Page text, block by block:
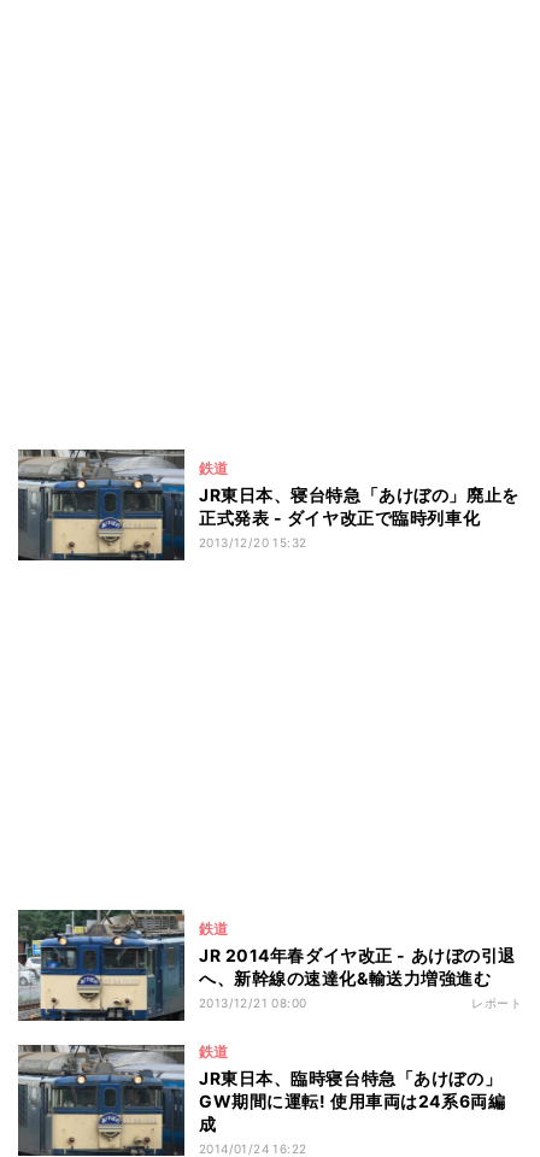
鉄道
JR東日本、寝台特急「あけぼの」廃止を
正式発表 - ダイヤ改正で臨時列車化
2013/12/20 15:32
鉄道
JR 2014年春ダイヤ改正 - あけぼの引退
へ、新幹線の速達化&輸送力増強進む
2013/12/21 08:00 レポート
鉄道
JR東日本、臨時寝台特急「あけぼの」
GW期間に運転! 使用車両は24系6両編
成
2014/01/24 16:22